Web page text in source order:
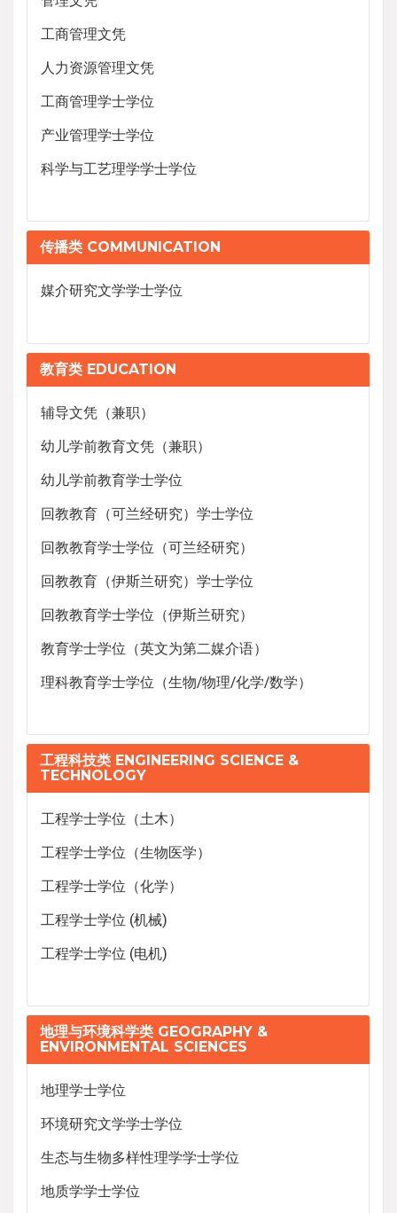
工商管理文凭
人力资源管理文凭
工商管理学士学位
产业管理学士学位
科学与工艺理学学士学位
传播类 COMMUNICATION
媒介研究文学学士学位
教育类 EDUCATION
辅导文凭（兼职）
幼儿学前教育文凭（兼职）
幼儿学前教育学士学位
回教教育（可兰经研究）学士学位
回教教育学士学位（可兰经研究）
回教教育（伊斯兰研究）学士学位
回教教育学士学位（伊斯兰研究）
教育学士学位（英文为第二媒介语）
理科教育学士学位（生物/物理/化学/数学）
工程科技类 ENGINEERING SCIENCE &
TECHNOLOGY
工程学士学位（土木）
工程学士学位（生物医学）
工程学士学位（化学）
工程学士学位 (机械)
工程学士学位 (电机)
地理与环境科学类 GEOGRAPHY &
ENVIRONMENTAL SCIENCES
地理学士学位
环境研究文学学士学位
生态与生物多样性理学学士学位
地质学学士学位